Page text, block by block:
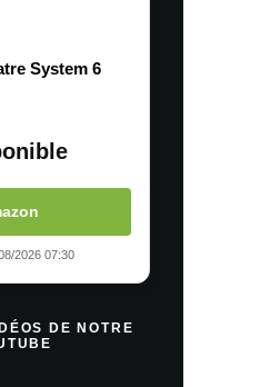
System 6
2026 07:30
DE NOTRE